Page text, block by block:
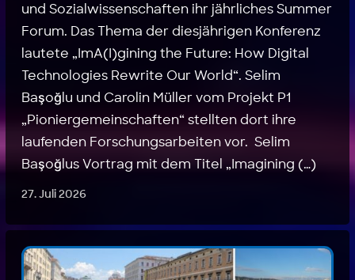
und Sozialwissenschaften ihr jährliches Summer
Forum. Das Thema der diesjährigen Konferenz
lautete „ImA(I)gining the Future: How Digital
Technologies Rewrite Our World“. Selim
Başoğlu und Carolin Müller vom Projekt P1
„Pioniergemeinschaften“ stellten dort ihre
laufenden Forschungsarbeiten vor. Selim
Başoğlus Vortrag mit dem Titel „Imagining (…)
27. Juli 2026